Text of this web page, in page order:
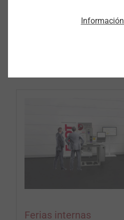
Ferias internas